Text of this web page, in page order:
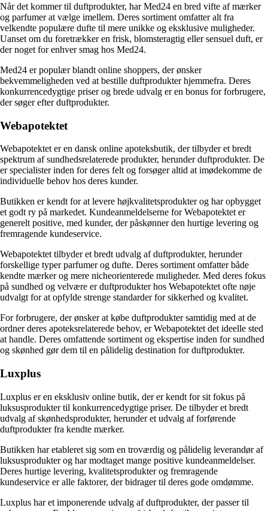
Når det kommer til duftprodukter, har Med24 en bred vifte af mærker
og parfumer at vælge imellem. Deres sortiment omfatter alt fra
velkendte populære dufte til mere unikke og eksklusive muligheder.
Uanset om du foretrækker en frisk, blomsteragtig eller sensuel duft, er
der noget for enhver smag hos Med24.
Med24 er populær blandt online shoppers, der ønsker
bekvemmeligheden ved at bestille duftprodukter hjemmefra. Deres
konkurrencedygtige priser og brede udvalg er en bonus for forbrugere,
der søger efter duftprodukter.
Webapotektet
Webapotektet er en dansk online apoteksbutik, der tilbyder et bredt
spektrum af sundhedsrelaterede produkter, herunder duftprodukter. De
er specialister inden for deres felt og forsøger altid at imødekomme de
individuelle behov hos deres kunder.
Butikken er kendt for at levere højkvalitetsprodukter og har opbygget
et godt ry på markedet. Kundeanmeldelserne for Webapotektet er
generelt positive, med kunder, der påskønner den hurtige levering og
fremragende kundeservice.
Webapotektet tilbyder et bredt udvalg af duftprodukter, herunder
forskellige typer parfumer og dufte. Deres sortiment omfatter både
kendte mærker og mere nicheorienterede muligheder. Med deres fokus
på sundhed og velvære er duftprodukter hos Webapotektet ofte nøje
udvalgt for at opfylde strenge standarder for sikkerhed og kvalitet.
For forbrugere, der ønsker at købe duftprodukter samtidig med at de
ordner deres apoteksrelaterede behov, er Webapotektet det ideelle sted
at handle. Deres omfattende sortiment og ekspertise inden for sundhed
og skønhed gør dem til en pålidelig destination for duftprodukter.
Luxplus
Luxplus er en eksklusiv online butik, der er kendt for sit fokus på
luksusprodukter til konkurrencedygtige priser. De tilbyder et bredt
udvalg af skønhedsprodukter, herunder et udvalg af forførende
duftprodukter fra kendte mærker.
Butikken har etableret sig som en troværdig og pålidelig leverandør af
luksusprodukter og har modtaget mange positive kundeanmeldelser.
Deres hurtige levering, kvalitetsprodukter og fremragende
kundeservice er alle faktorer, der bidrager til deres gode omdømme.
Luxplus har et imponerende udvalg af duftprodukter, der passer til